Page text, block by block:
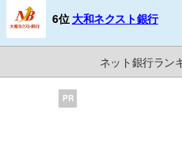
6位 大和ネクスト銀行
ネット銀行ラン
PR